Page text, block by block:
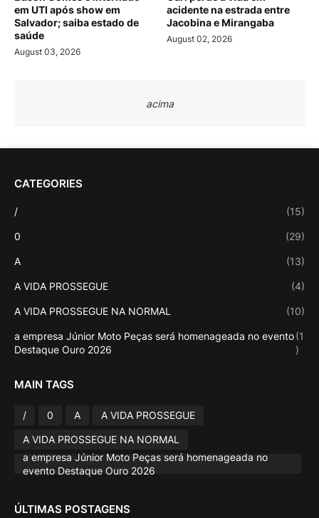
em UTI após show em
Salvador; saiba estado de
saúde
August 03, 2026
acidente na estrada entre
Jacobina e Mirangaba
August 02, 2026
acima
CATEGORIES
/ (15)
0 (29)
A (13)
A VIDA PROSSEGUE (4)
A VIDA PROSSEGUE NA NORMAL (10)
a empresa Júnior Moto Peças será homenageada no evento
Destaque Ouro 2026
(1
)
MAIN TAGS
/ 0 A
A VIDA PROSSEGUE
A VIDA PROSSEGUE NA NORMAL
a empresa Júnior Moto Peças será homenageada no
evento Destaque Ouro 2026
ÚLTIMAS POSTAGENS